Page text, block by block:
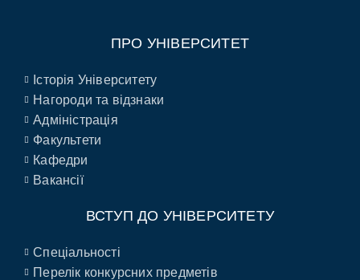
ПРО УНІВЕРСИТЕТ
Історія Університету
Нагороди та відзнаки
Адміністрація
Факультети
Кафедри
Вакансії
ВСТУП ДО УНІВЕРСИТЕТУ
Спеціальності
Перелік конкурсних предметів